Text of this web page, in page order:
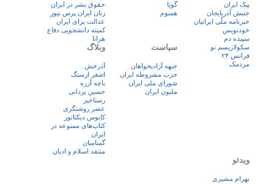
پيک ايران
جنبش آذربایجان
خبرنامه ملّی ایرانیان
خودنویس
سپیده دم
سکولاریسم نو
فرانس ۲۴
مردمک
گویا
همبوم
حقوق بشر در ایران
زنان ايران پرس نيوز
عدالت برای ایران
کمیته دانشجویی دفاع
هرانا
سیاست
جبهه آزادیخواهان
حزب مشروطه ایران
شورای ملی ایران
ملیون ایران
وبلاگ
آذرخش
اصغر ارسنگ
باچه آزره
حسین یزدانی
رستاخیز
عضر روشنگری
کابوس دیکتاتور
کتاب‌های ممنوعه در
ایران
گمنامیان
منتقد اسلام و ادیان
ویدئو
بهرام مشیری